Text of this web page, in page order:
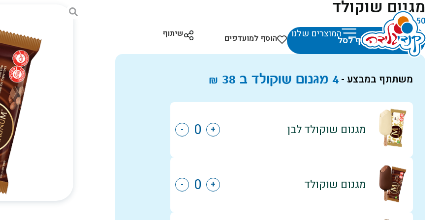
המוצרים שלנו
מגנום שוקולד
₪11.50
הוסף לסל הוסף למועדפים שיתוף
משתתף במבצע - 4 מגנום שוקולד ב ₪ 38
מגנום שוקולד לבן +
-
מגנום שוקולד +
-